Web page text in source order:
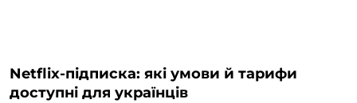
Netflix-підписка: які умови й тарифи
доступні для українців